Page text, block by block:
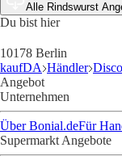
Alle Rindswurst
Du bist hier
10178 Berlin
kaufDA Händler
Angebot
Unternehmen
Über Bonial.deFür
Supermarkt Angebote